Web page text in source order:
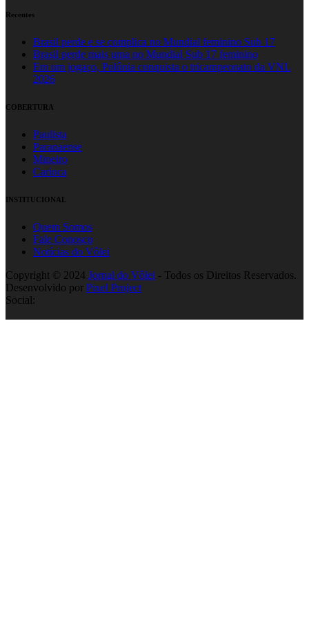
Recentes
Brasil perde e se complica no Mundial feminino Sub 17
Brasil perde mais uma no Mundial Sub 17 feminino
Em um jogaço, Polônia conquista o tricampeonato da VNL
2026
COBERTURA
Paulista
Paranaense
Mineiro
Carioca
INSTITUCIONAL
Quem Somos
Fale Conosco
Notícias do Vôlei
Copyright © 2024 Jornal do Vôlei - Todos os Direitos Reservados.
Desenvolvido por Pixel Project
Social: